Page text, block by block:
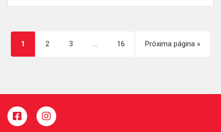
1 2 3 … 16 Próxima página »